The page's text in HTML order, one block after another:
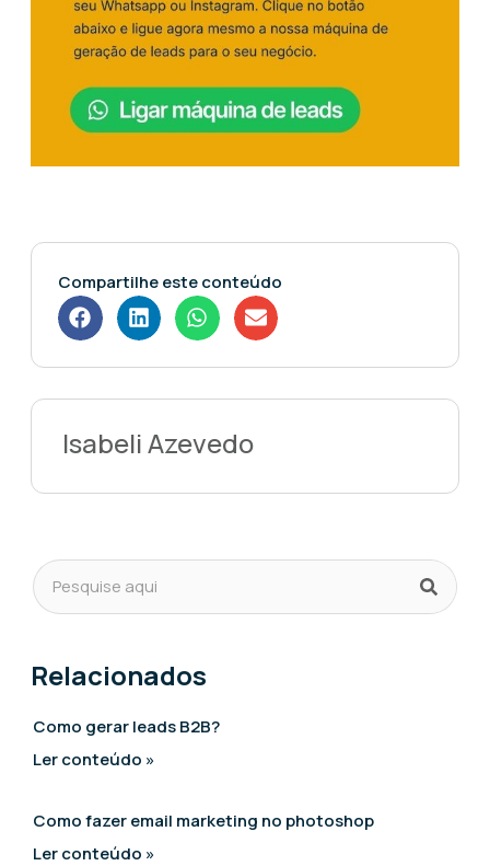
Compartilhe este conteúdo
Isabeli Azevedo
Relacionados
Como gerar leads B2B?
Ler conteúdo »
Como fazer email marketing no photoshop
Ler conteúdo »